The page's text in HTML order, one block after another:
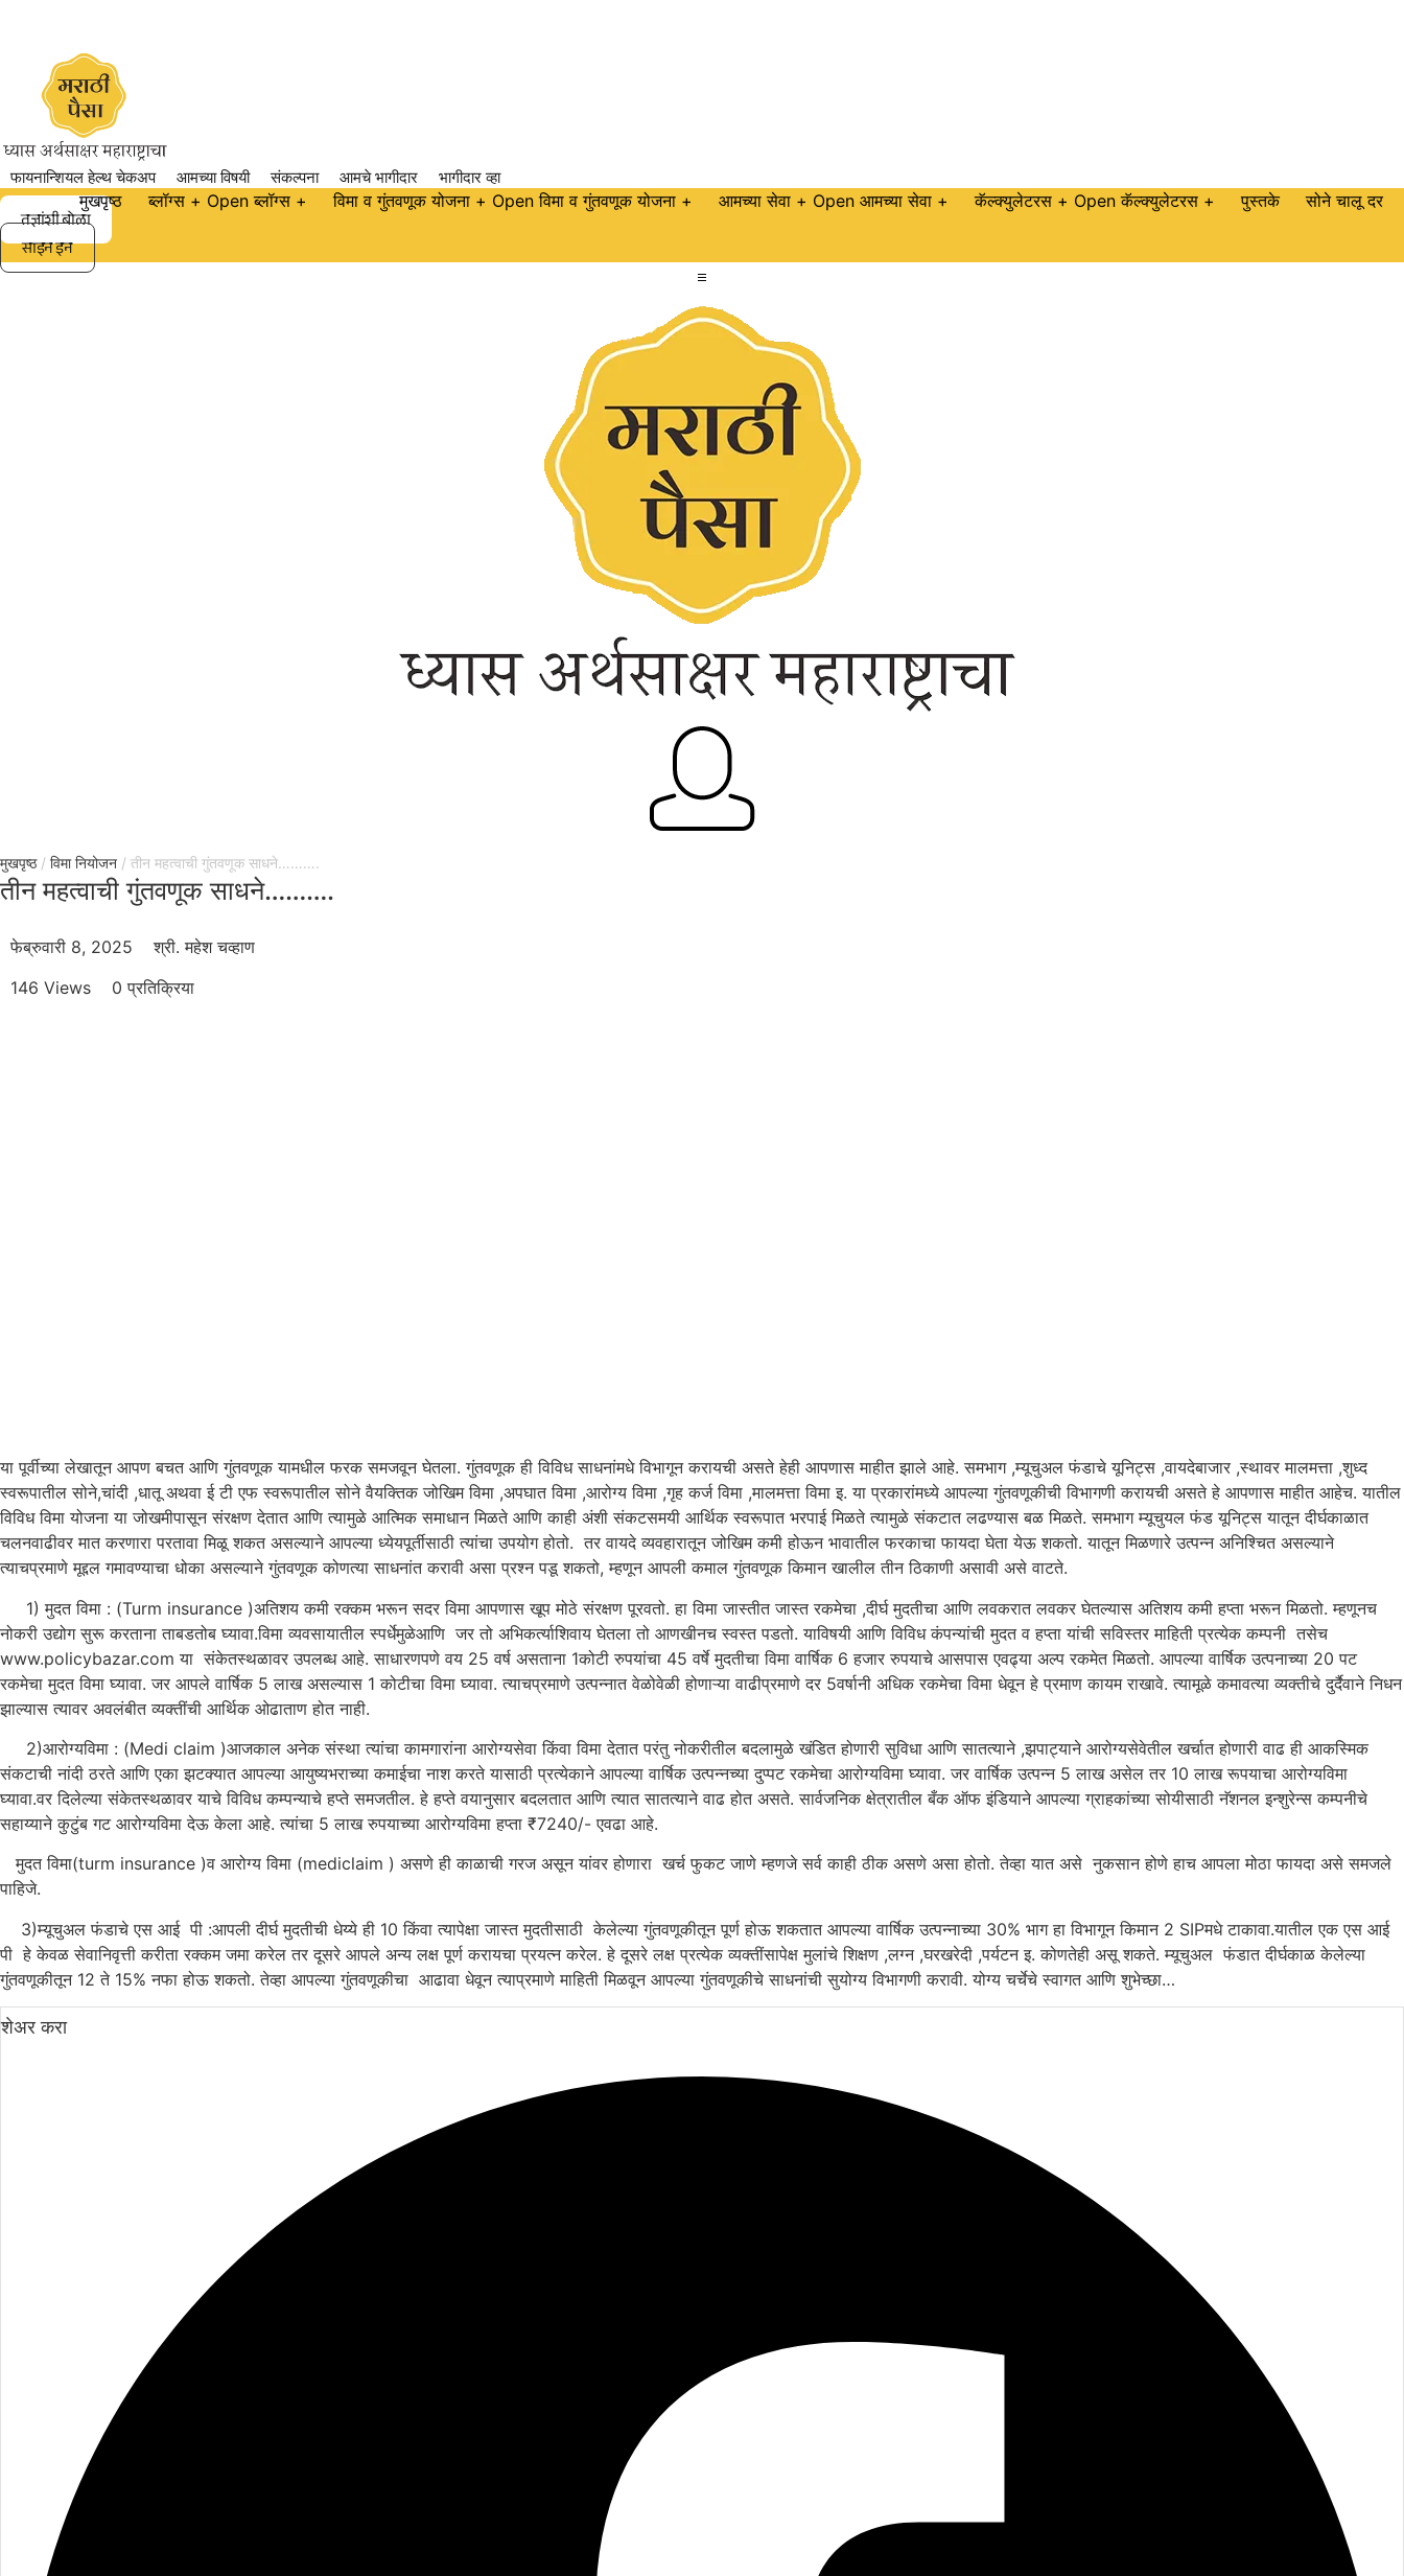
फायनान्शियल हेल्थ चेकअप आमच्या विषयी संकल्पना आमचे भागीदार भागीदार व्हा
मुखपृष्ठ ब्लॉग्स + Open ब्लॉग्स + विमा व गुंतवणूक योजना + Open विमा व गुंतवणूक योजना + आमच्या सेवा + Open आमच्या सेवा + कॅल्क्युलेटरस + Open कॅल्क्युलेटरस + पुस्तके सोने चालू दर
तज्ञांशी बोला
साइन इन
मुखपृष्ठ/ विमा नियोजन / तीन महत्वाची गुंतवणूक साधने……….
तीन महत्वाची गुंतवणूक साधने……….
फेब्रुवारी 8, 2025
श्री. महेश चव्हाण
146 Views
0 प्रतिक्रिया
या पूर्वीच्या लेखातून आपण बचत आणि गुंतवणूक यामधील फरक समजवून घेतला. गुंतवणूक ही विविध साधनांमधे विभागून करायची असते हेही आपणास माहीत झाले आहे. समभाग ,म्यूचुअल फंडाचे यूनिट्स ,वायदेबाजार ,स्थावर मालमत्ता ,शुध्द
स्वरूपातील सोने,चांदी ,धातू अथवा ई टी एफ स्वरूपातील सोने वैयक्तिक जोखिम विमा ,अपघात विमा ,आरोग्य विमा ,गृह कर्ज विमा ,मालमत्ता विमा इ. या प्रकारांमध्ये आपल्या गुंतवणूकीची विभागणी करायची असते हे आपणास माहीत आहेच. यातील
विविध विमा योजना या जोखमीपासून संरक्षण देतात आणि त्यामुळे आत्मिक समाधान मिळते आणि काही अंशी संकटसमयी आर्थिक स्वरूपात भरपाई मिळते त्यामुळे संकटात लढण्यास बळ मिळते. समभाग म्यूचुयल फंड यूनिट्स यातून दीर्घकाळात
चलनवाढीवर मात करणारा परतावा मिळू शकत असल्याने आपल्या ध्येयपूर्तीसाठी त्यांचा उपयोग होतो. तर वायदे व्यवहारातून जोखिम कमी होऊन भावातील फरकाचा फायदा घेता येऊ शकतो. यातून मिळणारे उत्पन्न अनिश्चित असल्याने
त्याचप्रमाणे मूद्दल गमावण्याचा धोका असल्याने गुंतवणूक कोणत्या साधनांत करावी असा प्रश्न पडू शकतो, म्हणून आपली कमाल गुंतवणूक किमान खालील तीन ठिकाणी असावी असे वाटते.
1) मुदत विमा : (Turm insurance )अतिशय कमी रक्कम भरून सदर विमा आपणास खूप मोठे संरक्षण पूरवतो. हा विमा जास्तीत जास्त रकमेचा ,दीर्घ मुदतीचा आणि लवकरात लवकर घेतल्यास अतिशय कमी हप्ता भरून मिळतो. म्हणूनच
नोकरी उद्योग सुरू करताना ताबडतोब घ्यावा.विमा व्यवसायातील स्पर्धेमुळेआणि जर तो अभिकर्त्याशिवाय घेतला तो आणखीनच स्वस्त पडतो. याविषयी आणि विविध कंपन्यांची मुदत व हप्ता यांची सविस्तर माहिती प्रत्येक कम्पनी तसेच
www.policybazar.com या संकेतस्थळावर उपलब्ध आहे. साधारणपणे वय 25 वर्ष असताना 1कोटी रुपयांचा 45 वर्षे मुदतीचा विमा वार्षिक 6 हजार रुपयाचे आसपास एवढ्या अल्प रकमेत मिळतो. आपल्या वार्षिक उत्पनाच्या 20 पट
रकमेचा मुदत विमा घ्यावा. जर आपले वार्षिक 5 लाख असल्यास 1 कोटीचा विमा घ्यावा. त्याचप्रमाणे उत्पन्नात वेळोवेळी होणाऱ्या वाढीप्रमाणे दर 5वर्षानी अधिक रकमेचा विमा धेवून हे प्रमाण कायम राखावे. त्यामूळे कमावत्या व्यक्तीचे दुर्दैवाने निधन
झाल्यास त्यावर अवलंबीत व्यक्तींची आर्थिक ओढाताण होत नाही.
2)आरोग्यविमा : (Medi claim )आजकाल अनेक संस्था त्यांचा कामगारांना आरोग्यसेवा किंवा विमा देतात परंतु नोकरीतील बदलामुळे खंडित होणारी सुविधा आणि सातत्याने ,झपाट्याने आरोग्यसेवेतील खर्चात होणारी वाढ ही आकस्मिक
संकटाची नांदी ठरते आणि एका झटक्यात आपल्या आयुष्यभराच्या कमाईचा नाश करते यासाठी प्रत्येकाने आपल्या वार्षिक उत्पन्नच्या दुप्पट रकमेचा आरोग्यविमा घ्यावा. जर वार्षिक उत्पन्न 5 लाख असेल तर 10 लाख रूपयाचा आरोग्यविमा
घ्यावा.वर दिलेल्या संकेतस्थळावर याचे विविध कम्पन्याचे हप्ते समजतील. हे हप्ते वयानुसार बदलतात आणि त्यात सातत्याने वाढ होत असते. सार्वजनिक क्षेत्रातील बँक ऑफ इंडियाने आपल्या ग्राहकांच्या सोयीसाठी नॅशनल इन्शुरेन्स कम्पनीचे
सहाय्याने कुटुंब गट आरोग्यविमा देऊ केला आहे. त्यांचा 5 लाख रुपयाच्या आरोग्यविमा हप्ता ₹7240/- एवढा आहे.
मुदत विमा(turm insurance )व आरोग्य विमा (mediclaim ) असणे ही काळाची गरज असून यांवर होणारा खर्च फुकट जाणे म्हणजे सर्व काही ठीक असणे असा होतो. तेव्हा यात असे नुकसान होणे हाच आपला मोठा फायदा असे समजले
पाहिजे.
3)म्यूचुअल फंडाचे एस आई पी :आपली दीर्घ मुदतीची धेय्ये ही 10 किंवा त्यापेक्षा जास्त मुदतीसाठी केलेल्या गुंतवणूकीतून पूर्ण होऊ शकतात आपल्या वार्षिक उत्पन्नाच्या 30% भाग हा विभागून किमान 2 SIPमधे टाकावा.यातील एक एस आई
पी हे केवळ सेवानिवृत्ती करीता रक्कम जमा करेल तर दूसरे आपले अन्य लक्ष पूर्ण करायचा प्रयत्न करेल. हे दूसरे लक्ष प्रत्येक व्यक्तींसापेक्ष मुलांचे शिक्षण ,लग्न ,घरखरेदी ,पर्यटन इ. कोणतेही असू शकते. म्यूचुअल फंडात दीर्घकाळ केलेल्या
गुंतवणूकीतून 12 ते 15% नफा होऊ शकतो. तेव्हा आपल्या गुंतवणूकीचा आढावा धेवून त्याप्रमाणे माहिती मिळवून आपल्या गुंतवणूकीचे साधनांची सुयोग्य विभागणी करावी. योग्य चर्चेचे स्वागत आणि शुभेच्छा…
शेअर करा